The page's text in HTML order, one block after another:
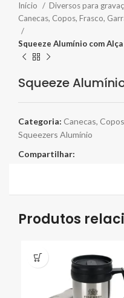
Início
Diversos para
Canecas, Copos, Frasco,
Squeeze Alumínio com
Squeeze
Categoria: Canecas,
Squeezers Alumínio
Compartilhar:
Produtos